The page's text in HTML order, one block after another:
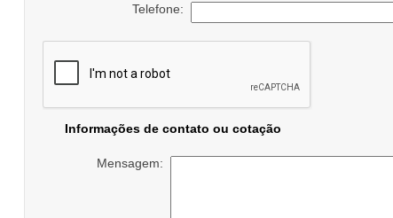
Telefone:
Informações de contato ou cotação
Mensagem: